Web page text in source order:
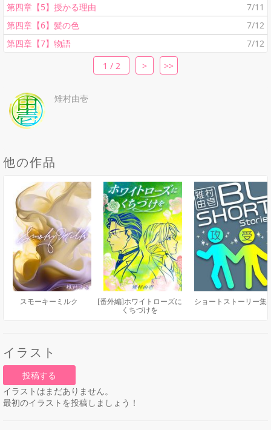
第四章【5】授かる理由
7/11
第四章【6】髪の色
7/12
第四章【7】物語
7/12
1 / 2
> >>
雉村由壱
他の作品
スモーキーミルク
[番外編]ホワイトローズに
くちづけを
ショートストーリー集
イラスト
投稿する
イラストはまだありません。
最初のイラストを投稿しましょう！